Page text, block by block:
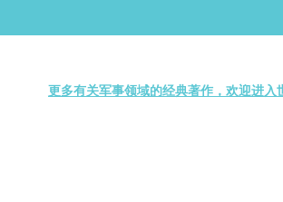
更多有关军事领域的经典著作，欢迎进入